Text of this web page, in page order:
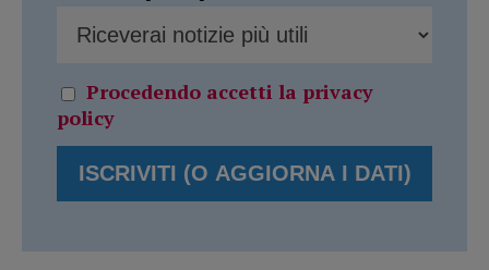
Procedendo accetti la privacy
policy